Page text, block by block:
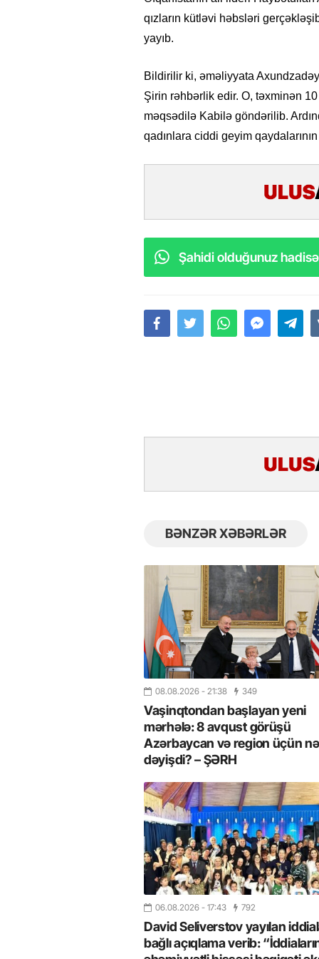
qızların kütləvi həbsləri
yayıb.
Bildirilir ki, əməliyyata
Şirin rəhbərlik edir. O, təxminən
məqsədilə Kabilə göndərilib.
qadınlara ciddi geyim
Şahidi olduğunuz
BƏNZƏR XƏBƏRLƏR
08.08.2026 - 21:38 349
Vaşinqtondan başlayan yeni
mərhələ: 8 avqust görüşü
Azərbaycan və region üçün
dəyişdi? – ŞƏRH
06.08.2026 - 17:43 792
David Seliverstov yayılan
bağlı açıqlama verib:
14.05.2026- 10:58 349
“ABŞ və Qərb Çinin daha da
istəmir”- VİDEO